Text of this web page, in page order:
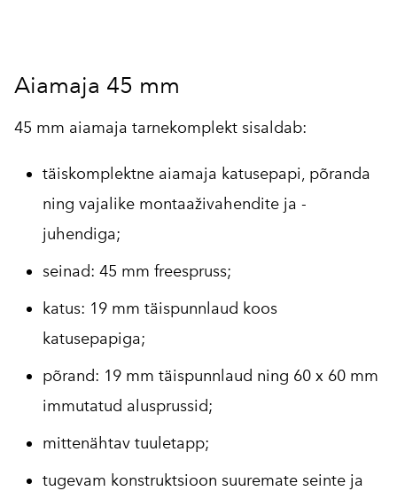
Aiamaja 45 mm
45 mm aiamaja tarnekomplekt sisaldab:
täiskomplektne aiamaja katusepapi, põranda
ning vajalike montaaživahendite ja -
juhendiga;
seinad: 45 mm freespruss;
katus: 19 mm täispunnlaud koos
katusepapiga;
põrand: 19 mm täispunnlaud ning 60 x 60 mm
immutatud alusprussid;
mittenähtav tuuletapp;
tugevam konstruktsioon suuremate seinte ja